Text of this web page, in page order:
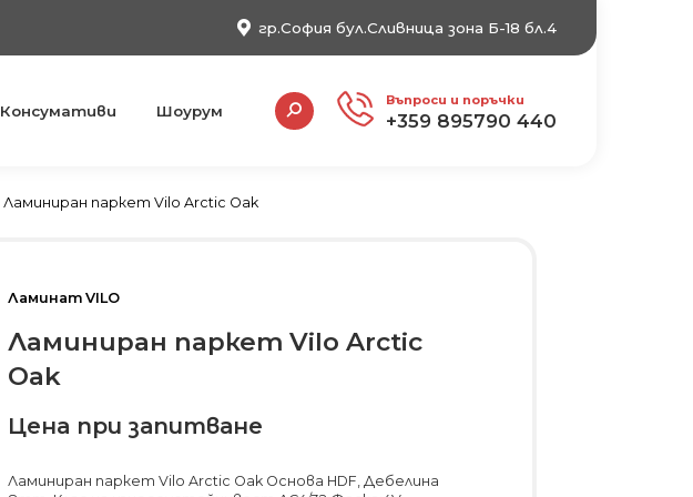
гр.София бул.Сливница зона Б-18 бл.4
Консумативи Шоурум
Search: Въпроси и поръчки
+359 895790 440
Ламиниран паркет Vilo Arctic Oak
Ламинат VILO
Ламиниран паркет Vilo Arctic
Oak
Цена при запитване
Ламиниран паркет Vilo Arctic Oak Основа HDF, Дебелина